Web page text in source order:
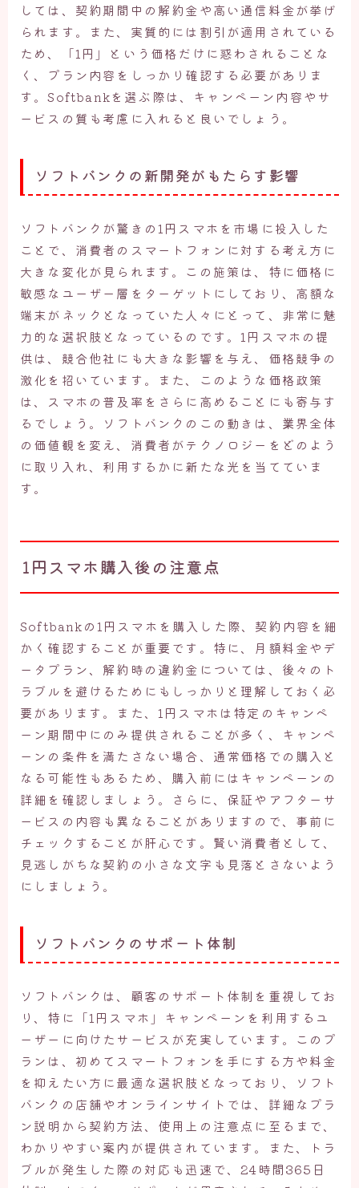
しては、契約期間中の解約金や高い通信料金が挙げ
られます。また、実質的には割引が適用されている
ため、「1円」という価格だけに惑わされることな
く、プラン内容をしっかり確認する必要がありま
す。Softbankを選ぶ際は、キャンペーン内容やサ
ービスの質も考慮に入れると良いでしょう。
ソフトバンクの新開発がもたらす影響
ソフトバンクが驚きの1円スマホを市場に投入した
ことで、消費者のスマートフォンに対する考え方に
大きな変化が見られます。この施策は、特に価格に
敏感なユーザー層をターゲットにしており、高額な
端末がネックとなっていた人々にとって、非常に魅
力的な選択肢となっているのです。1円スマホの提
供は、競合他社にも大きな影響を与え、価格競争の
激化を招いています。また、このような価格政策
は、スマホの普及率をさらに高めることにも寄与す
るでしょう。ソフトバンクのこの動きは、業界全体
の価値観を変え、消費者がテクノロジーをどのよう
に取り入れ、利用するかに新たな光を当てていま
す。
1円スマホ購入後の注意点
Softbankの1円スマホを購入した際、契約内容を細
かく確認することが重要です。特に、月額料金やデ
ータプラン、解約時の違約金については、後々のト
ラブルを避けるためにもしっかりと理解しておく必
要があります。また、1円スマホは特定のキャンペ
ーン期間中にのみ提供されることが多く、キャンペ
ーンの条件を満たさない場合、通常価格での購入と
なる可能性もあるため、購入前にはキャンペーンの
詳細を確認しましょう。さらに、保証やアフターサ
ービスの内容も異なることがありますので、事前に
チェックすることが肝心です。賢い消費者として、
見逃しがちな契約の小さな文字も見落とさないよう
にしましょう。
ソフトバンクのサポート体制
ソフトバンクは、顧客のサポート体制を重視してお
り、特に「1円スマホ」キャンペーンを利用するユ
ーザーに向けたサービスが充実しています。このプ
ランは、初めてスマートフォンを手にする方や料金
を抑えたい方に最適な選択肢となっており、ソフト
バンクの店舗やオンラインサイトでは、詳細なプラ
ン説明から契約方法、使用上の注意点に至るまで、
わかりやすい案内が提供されています。また、トラ
ブルが発生した際の対応も迅速で、24時間365日